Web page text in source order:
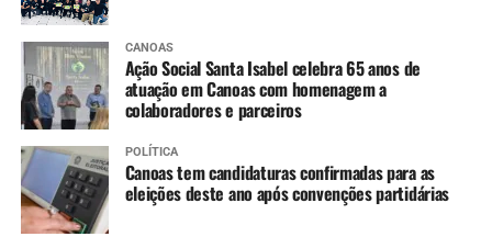
CANOAS
Ação Social Santa Isabel celebra 65 anos de
atuação em Canoas com homenagem a
colaboradores e parceiros
POLÍTICA
Canoas tem candidaturas confirmadas para as
eleições deste ano após convenções partidárias